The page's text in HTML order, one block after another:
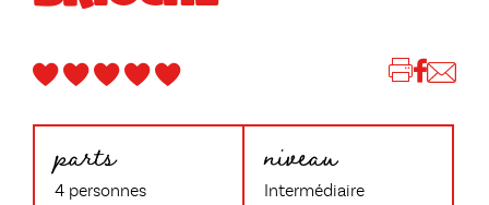
parts
4 personnes
niveau
Intermédiaire